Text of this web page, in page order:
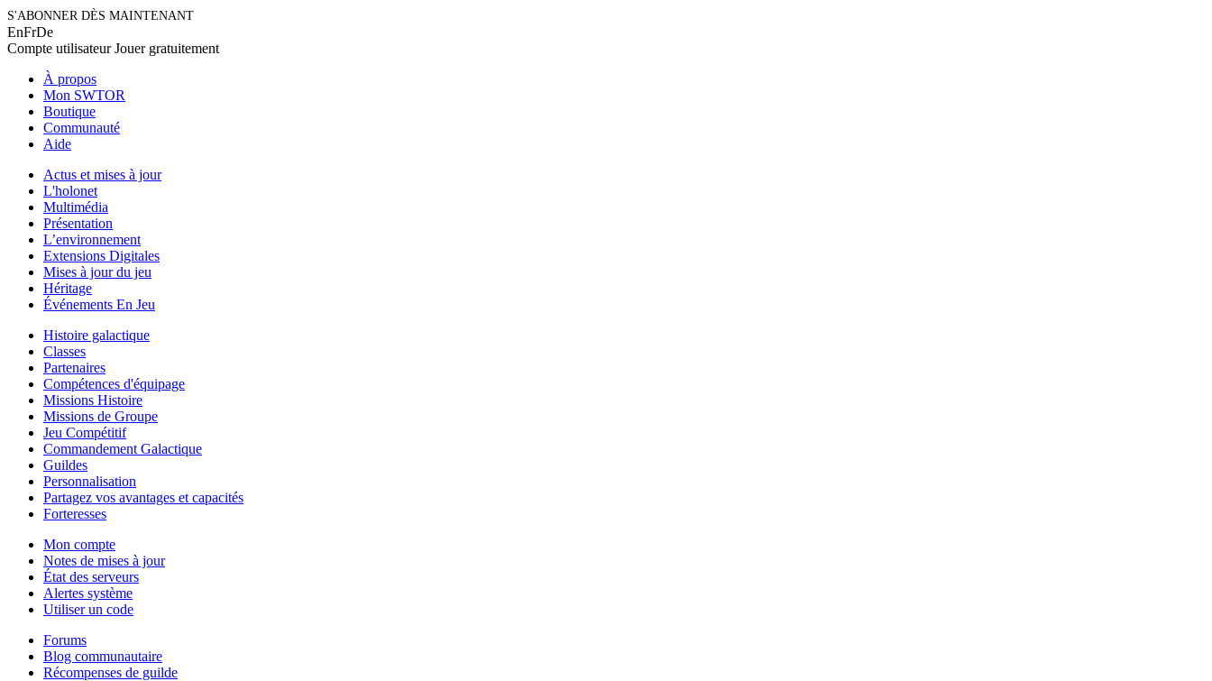
S'ABONNER DÈS MAINTENANT
EnFrDe
Compte utilisateurJouer gratuitement
À propos
Mon SWTOR
Boutique
Communauté
Aide
Actus et mises à jour
L'holonet
Multimédia
Présentation
L’environnement
Extensions Digitales
Mises à jour du jeu
Héritage
Événements En Jeu
Histoire galactique
Classes
Partenaires
Compétences d'équipage
Missions Histoire
Missions de Groupe
Jeu Compétitif
Commandement Galactique
Guildes
Personnalisation
Partagez vos avantages et capacités
Forteresses
Mon compte
Notes de mises à jour
État des serveurs
Alertes système
Utiliser un code
Forums
Blog communautaire
Récompenses de guilde